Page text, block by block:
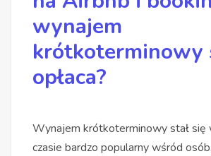
wynajem
krótkoterminowy
opłaca?
Wynajem krótkoterminowy stał się
czasie bardzo popularny wśród